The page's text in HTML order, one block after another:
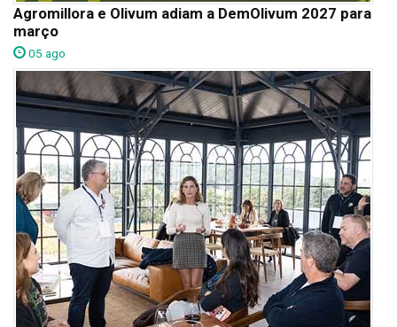
Agromillora e Olivum adiam a DemOlivum 2027 para
março
05 ago